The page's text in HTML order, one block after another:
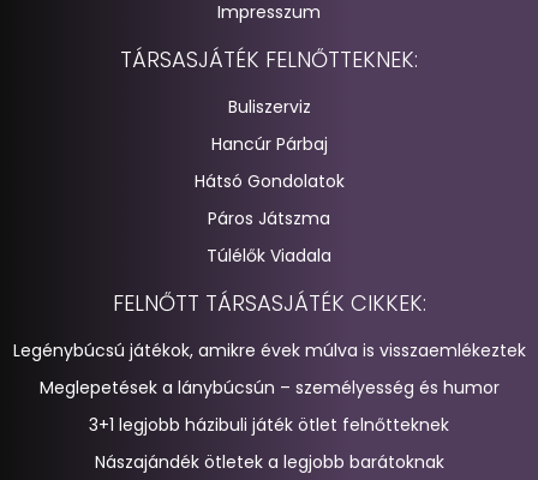
Impresszum
TÁRSASJÁTÉK FELNŐTTEKNEK:
Buliszerviz
Hancúr Párbaj
Hátsó Gondolatok
Páros Játszma
Túlélők Viadala
FELNŐTT TÁRSASJÁTÉK CIKKEK:
Legénybúcsú játékok, amikre évek múlva is visszaemlékeztek
Meglepetések a lánybúcsún – személyesség és humor
3+1 legjobb házibuli játék ötlet felnőtteknek
Nászajándék ötletek a legjobb barátoknak